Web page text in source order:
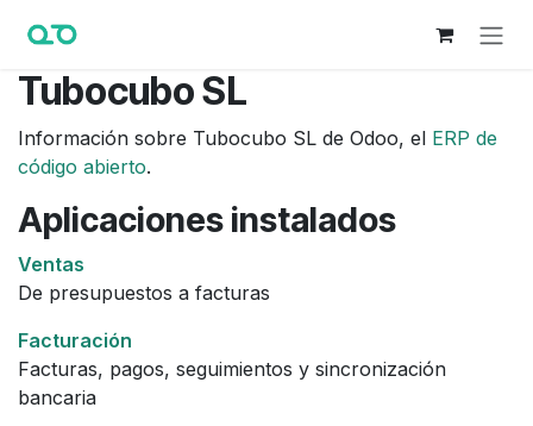
Tubocubo SL
Información sobre Tubocubo SL de Odoo, el ERP de
código abierto.
Aplicaciones instalados
Ventas
De presupuestos a facturas
Facturación
Facturas, pagos, seguimientos y sincronización
bancaria